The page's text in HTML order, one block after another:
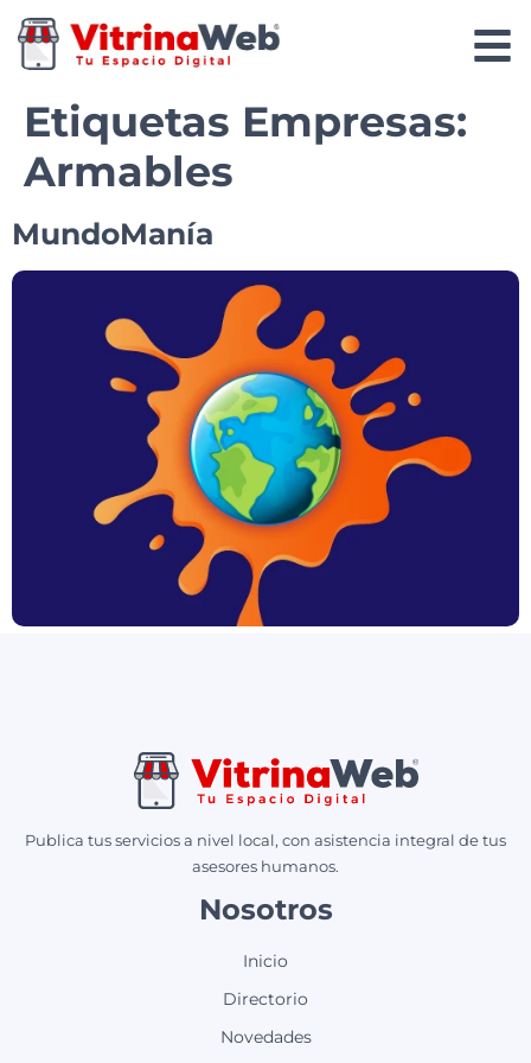
Etiquetas Empresas:
Armables
MundoManía
Publica tus servicios a nivel local, con asistencia integral de tus
asesores humanos.
Nosotros
Inicio
Directorio
Novedades